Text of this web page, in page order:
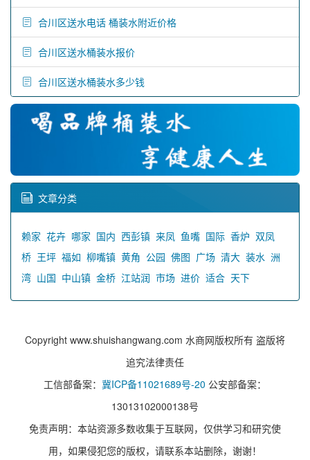
合川区送水电话 桶装水附近价格
合川区送水桶装水报价
合川区送水桶装水多少钱
文章分类
赖家 花卉 哪家 国内 西彭镇 来凤 鱼嘴 国际 香炉 双凤
桥 王坪 福如 柳嘴镇 黄角 公园 佛图 广场 清大 装水 洲
湾 山国 中山镇 金桥 江站润 市场 进价 适合 天下
Copyright www.shuishangwang.com 水商网版权所有 盗版将
追究法律责任
工信部备案： 冀ICP备11021689号-20 公安部备案：
13013102000138号
免责声明：本站资源多数收集于互联网，仅供学习和研究使
用，如果侵犯您的版权，请联系本站删除，谢谢！